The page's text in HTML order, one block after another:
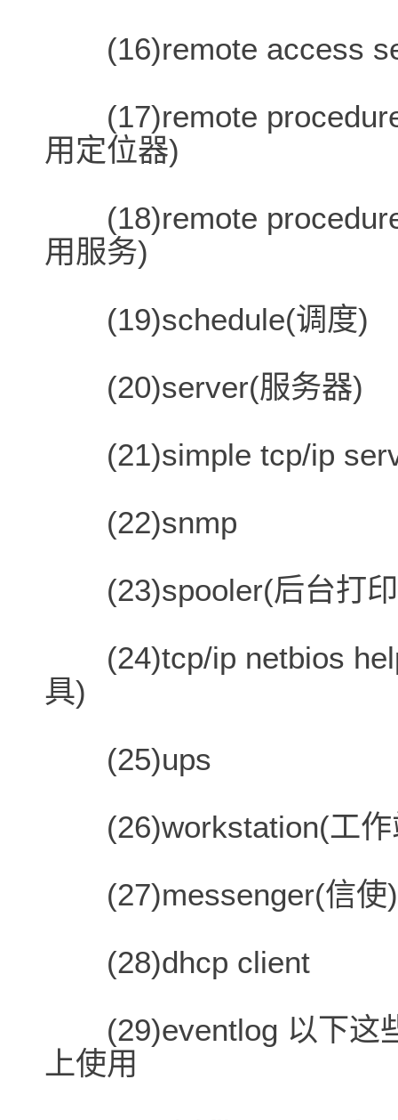
(16)remote access
(17)remote procedure
用定位器)
(18)remote procedure
用服务)
(19)schedule(调度)
(20)server(服务器)
(21)simple tcp/ip
(22)snmp
(23)spooler(后台打印
(24)tcp/ip netbios
具)
(25)ups
(26)workstation(工作
(27)messenger(信使)
(28)dhcp client
(29)eventlog 以下这些
上使用